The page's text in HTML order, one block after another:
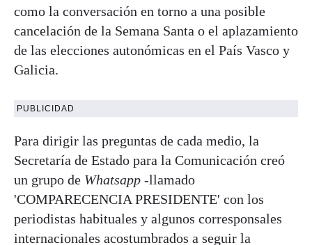
como la conversación en torno a una posible
cancelación de la Semana Santa o el aplazamiento
de las elecciones autonómicas en el País Vasco y
Galicia.
PUBLICIDAD
Para dirigir las preguntas de cada medio, la
Secretaría de Estado para la Comunicación creó
un grupo de Whatsapp -llamado
'COMPARECENCIA PRESIDENTE' con los
periodistas habituales y algunos corresponsales
internacionales acostumbrados a seguir la